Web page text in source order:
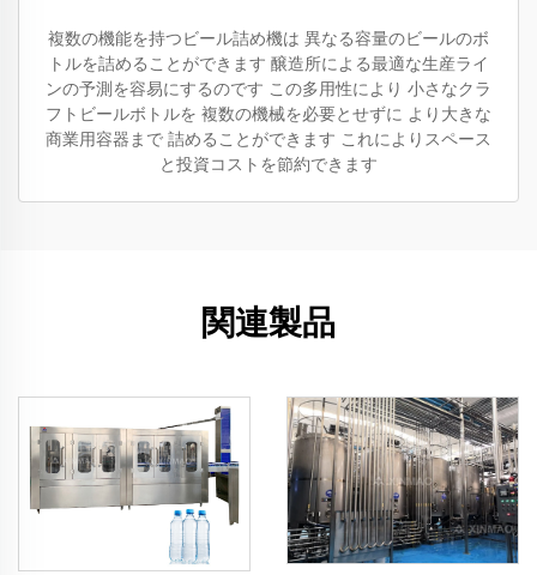
複数の機能を持つビール詰め機は 異なる容量のビールのボ
トルを詰めることができます 醸造所による最適な生産ライ
ンの予測を容易にするのです この多用性により 小さなクラ
フトビールボトルを 複数の機械を必要とせずに より大きな
商業用容器まで 詰めることができます これによりスペース
と投資コストを節約できます
関連製品